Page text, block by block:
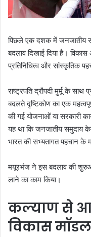
पिछले एक दशक में जनजातीय
बदलाव दिखाई दिया है।
प्रतिनिधित्व और सांस्कृतिक
राष्ट्रपति द्रौपदी मुर्मू के साथ
बदलते दृष्टिकोण का एक
की गई योजनाओं या सरकारी
यह था कि जनजातीय समुदाय
भारत की सभ्यतागत पहचान के
मयूरभंज ने इस बदलाव की
लाने का काम किया।
कल्याण से
विकास